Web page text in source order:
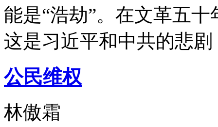
能是“浩劫”。在文革五
这是习近平和中共的悲
公民维权
林傲霜